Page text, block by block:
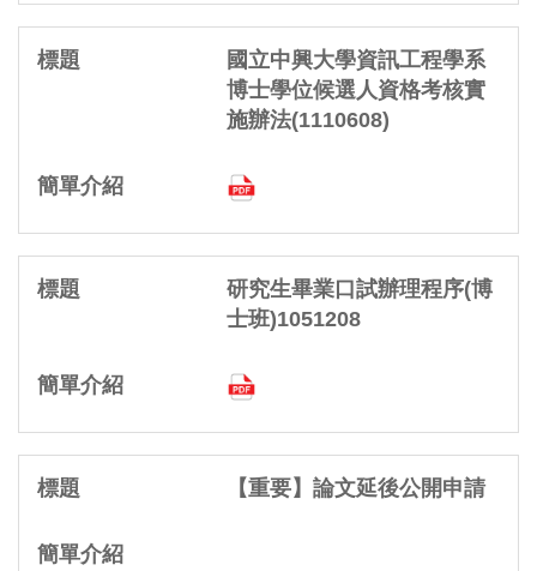
國立中興大學資訊工程學系
博士學位候選人資格考核實
施辦法(1110608)
研究生畢業口試辦理程序(博
士班)1051208
【重要】論文延後公開申請